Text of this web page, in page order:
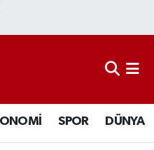
SPOR DÜNYA
Haritası